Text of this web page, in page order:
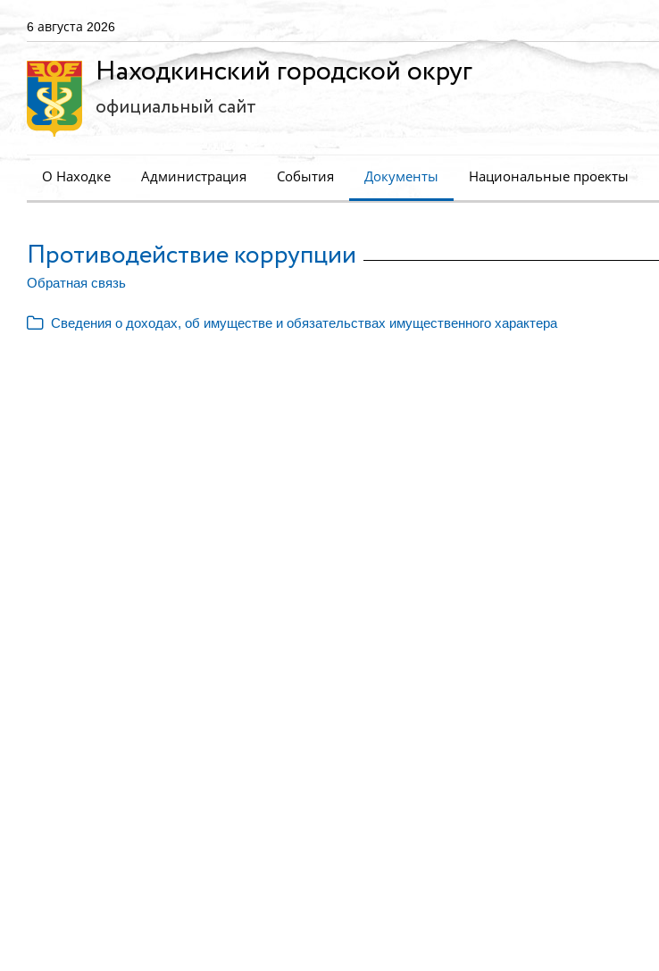
6 августа 2026
Находкинский городской округ
официальный сайт
О Находке Администрация События Документы Национальные проекты
Противодействие коррупции
Обратная связь
Сведения о доходах, об имуществе и обязательствах имущественного характера